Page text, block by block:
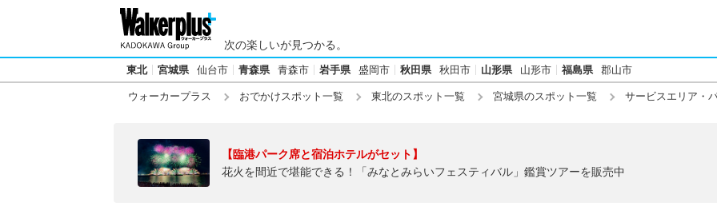
次の楽しいが見つかる。
東北 宮城県 仙台市 青森県 青森市 岩手県 盛岡市 秋田県 秋田市 山形県 山形市 福島県 郡山市
ウォーカープラス おでかけスポット一覧 東北のスポット一覧 宮城県のスポット一覧 サービスエリア・
【臨港パーク席と宿泊ホテルがセット】
花火を間近で堪能できる！「みなとみらいフェスティバル」鑑賞ツアーを販売中